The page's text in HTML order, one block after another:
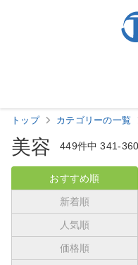
トップ カテゴリーの一覧
美容 449件中 341-
おすすめ順
新着順
人気順
価格順